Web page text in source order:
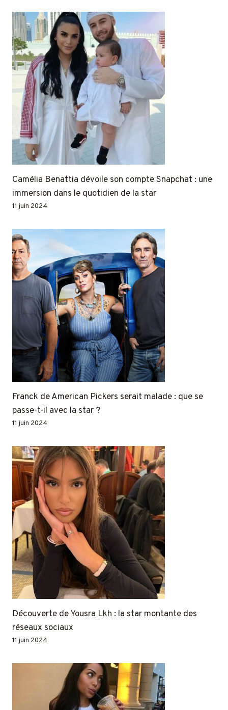
Camélia Benattia dévoile son compte Snapchat : une
immersion dans le quotidien de la star
11 juin 2024
Franck de American Pickers serait malade : que se
passe-t-il avec la star ?
11 juin 2024
Découverte de Yousra Lkh : la star montante des
réseaux sociaux
11 juin 2024